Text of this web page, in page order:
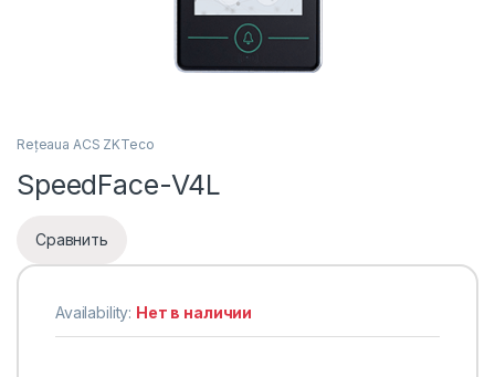
Rețeaua ACS ZKTeco
SpeedFace-V4L
Сравнить
Availability: Нет в наличии